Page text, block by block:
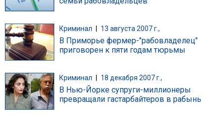
Криминал 13 августа 2007 г.,
В Приморье фермер-"рабовладелец"
приговорен к пяти годам тюрьмы
Криминал 18 декабря 2007 г.,
В Нью-Йорке супруги-миллионеры
превращали гастарбайтеров в рабынь